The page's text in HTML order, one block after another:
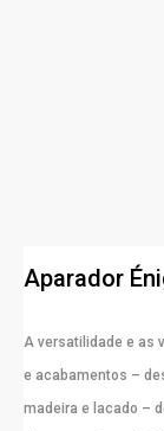
Aparador
A versatilidade e as
e acabamentos –
madeira e lacado –